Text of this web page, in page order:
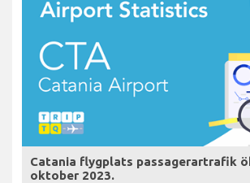
Catania flygplats passagerartrafik
oktober 2023.